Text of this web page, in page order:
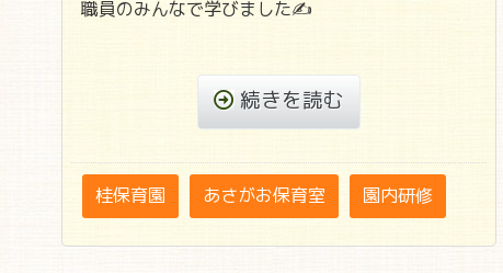
職員のみんなで学びました✍
続きを読む
桂保育園 あさがお保育室 園内研修